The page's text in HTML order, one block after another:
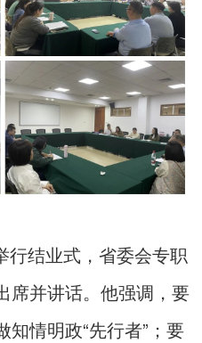
行结业式，省委会专职
席并讲话。他强调，要
情明政“先行者”；要